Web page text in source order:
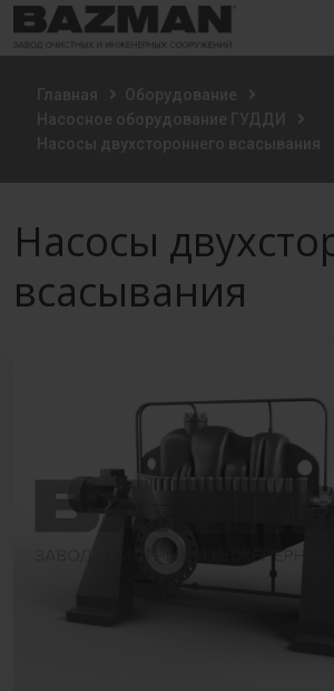
Главная
Оборудование
Насосное оборудование ГУДДИ
Насосы двухстороннего всасывания
Насосы
всасывания